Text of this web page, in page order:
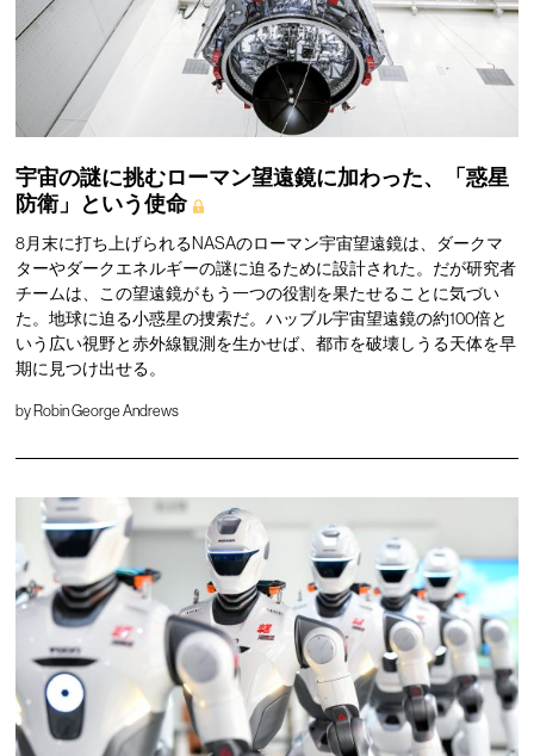
宇宙の謎に挑むローマン望遠鏡に加わった、「惑星
防衛」という使命
8月末に打ち上げられるNASAのローマン宇宙望遠鏡は、ダークマ
ターやダークエネルギーの謎に迫るために設計された。だが研究者
チームは、この望遠鏡がもう一つの役割を果たせることに気づい
た。地球に迫る小惑星の捜索だ。ハッブル宇宙望遠鏡の約100倍と
いう広い視野と赤外線観測を生かせば、都市を破壊しうる天体を早
期に見つけ出せる。
byRobin George Andrews